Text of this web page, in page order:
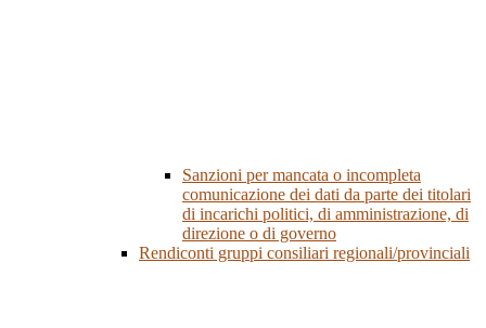
Sanzioni per mancata o incompleta
comunicazione dei dati da parte dei titolari
di incarichi politici, di amministrazione, di
direzione o di governo
Rendiconti gruppi consiliari regionali/provinciali